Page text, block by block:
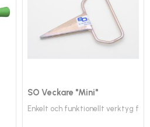
SO Veckare "Mini"
Enkelt och funktionellt verktyg